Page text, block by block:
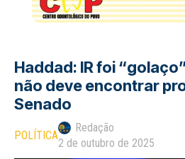
Haddad: IR foi
não deve encontrar
Senado
POLÍTICA
Redação
2 de outubro de 2025